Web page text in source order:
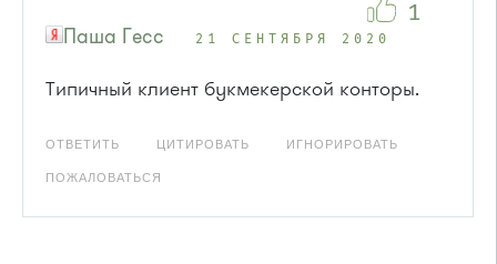
Паша Гесс 21 СЕНТЯБРЯ 2020
Типичный клиент букмекерской конторы.
ОТВЕТИТЬ ЦИТИРОВАТЬ ИГНОРИРОВАТЬ
ПОЖАЛОВАТЬСЯ
1